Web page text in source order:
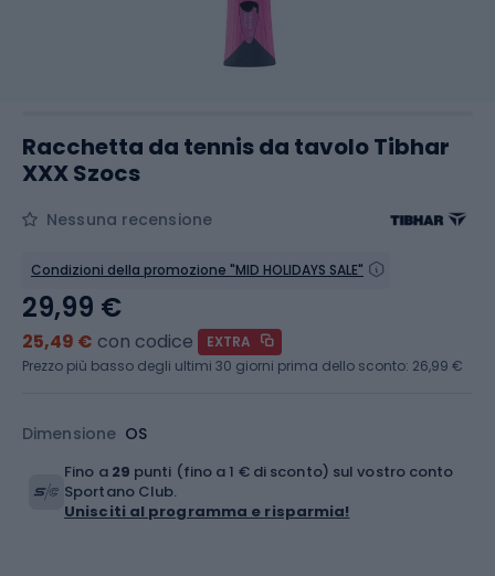
Racchetta da tennis da tavolo Tibhar
XXX Szocs
Nessuna recensione
Condizioni della promozione "MID HOLIDAYS SALE"
Dimensione OS
29,99 €
25,49 € con codice
EXTRA
Prezzo più basso degli ultimi 30 giorni prima dello sconto: 26,99 €
Fino a 29 punti (fino a 1 € di sconto) sul vostro conto
Sportano Club.
Unisciti al programma e risparmia!